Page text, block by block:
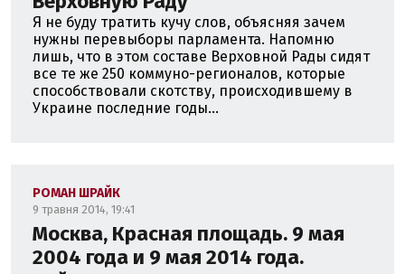
Я не буду тратить кучу слов, объясняя зачем
нужны перевыборы парламента. Напомню
лишь, что в этом составе Верховной Рады сидят
все те же 250 коммуно-регионалов, которые
способствовали скотству, происходившему в
Украине последние годы...
РОМАН ШРАЙК
9 травня 2014, 19:41
Москва, Красная площадь. 9 мая
2004 года и 9 мая 2014 года.